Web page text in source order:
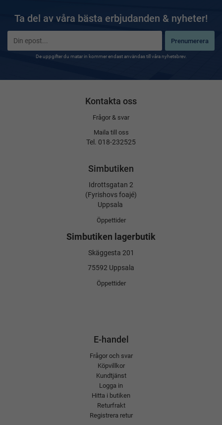
Ta del av våra bästa erbjudanden & nyheter!
Prenumerera
De uppgifter du matar in kommer endast användas till våra nyhetsbrev.
Kontakta oss
Frågor & svar
Maila till oss
Tel. 018-232525
Simbutiken
Idrottsgatan 2
(Fyrishovs foajé)
Uppsala
Öppettider
Simbutiken lagerbutik
Skäggesta 201
75592 Uppsala
Öppettider
E-handel
Frågor och svar
Köpvillkor
Kundtjänst
Logga in
Hitta i butiken
Returfrakt
Registrera retur